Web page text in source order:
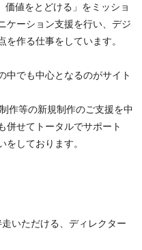
値をとどける」をミッショ
ケーション支援を行い、デジ
作る仕事をしています。
中でも中心となるのがサイト
作等の新規制作のご支援を中
併せてトータルでサポート
をしております。
いただける、ディレクター